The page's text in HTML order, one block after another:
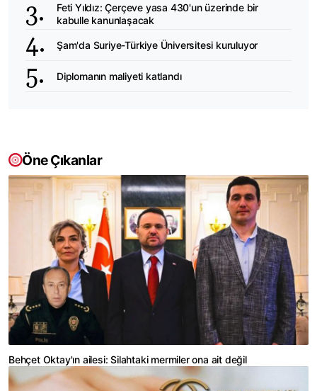
Feti Yıldız: Çerçeve yasa 430'un üzerinde bir
kabulle kanunlaşacak
Şam'da Suriye-Türkiye Üniversitesi kuruluyor
Diplomanın maliyeti katlandı
Öne Çıkanlar
Behçet Oktay'ın ailesi: Silahtaki mermiler ona ait değil